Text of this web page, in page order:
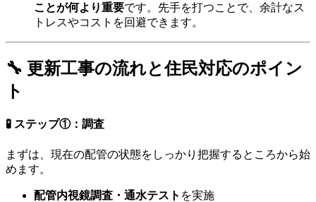
ことが何より重要です。先手を打つことで、余計なス
トレスやコストを回避できます。
🔧 更新工事の流れと住民対応のポイン
ト
🧪 ステップ①：調査
まずは、現在の配管の状態をしっかり把握するところから始
めます。
配管内視鏡調査・通水テスト を実施